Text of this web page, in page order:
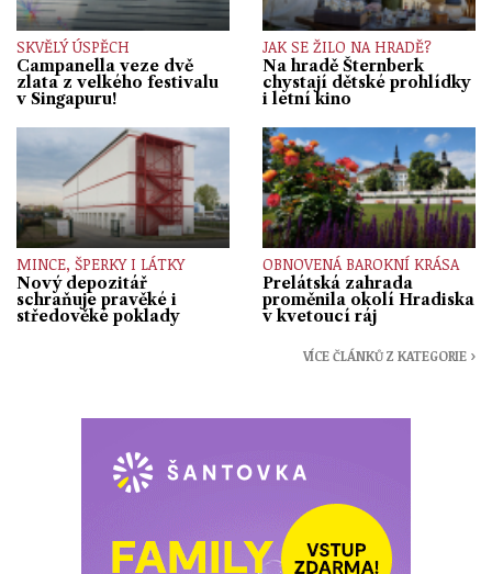
SKVĚLÝ ÚSPĚCH
Campanella veze dvě
zlata z velkého festivalu
v Singapuru!
JAK SE ŽILO NA HRADĚ?
Na hradě Šternberk
chystají dětské prohlídky
i letní kino
MINCE, ŠPERKY I LÁTKY
Nový depozitář
schraňuje pravěké i
středověké poklady
OBNOVENÁ BAROKNÍ KRÁSA
Prelátská zahrada
proměnila okolí Hradiska
v kvetoucí ráj
VÍCE ČLÁNKŮ Z KATEGORIE ›